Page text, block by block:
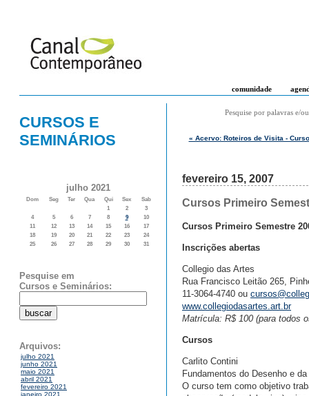
comunidade
CURSOS E
SEMINÁRIOS
julho 2021
Dom Seg Ter Qua Qui Sex
Sab
1
2
3
4
5 6 7 8 9
10
11
12 13 14 15 16
17
18
19 20 21 22 23
24
25
26 27 28 29 30 31
Pesquise em
Cursos e Seminários:
Arquivos:
julho 2021
junho 2021
maio 2021
abril 2021
fevereiro 2021
Pesquise por palavras e/
« Acervo: Roteiros de Visita -
fevereiro 15, 2007
Cursos Primeiro
Cursos Primeiro Semestre
Inscrições abertas
Collegio das Artes
Rua Francisco Leitão 265,
11-3064-4740 ou
www.collegiodasartes.art.br
Matrícula: R$ 100 (para todos
Cursos
Carlito Contini
Fundamentos do Desenho e
O curso tem como objetivo